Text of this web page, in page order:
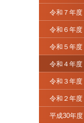
令和７年度
令和６年度
令和５年度
令和４年度
令和３年度
令和２年度
平成30年度